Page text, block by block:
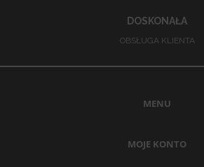
DOSKONAŁA
OBSŁUGA KLIENTA
MENU
MOJE KONTO